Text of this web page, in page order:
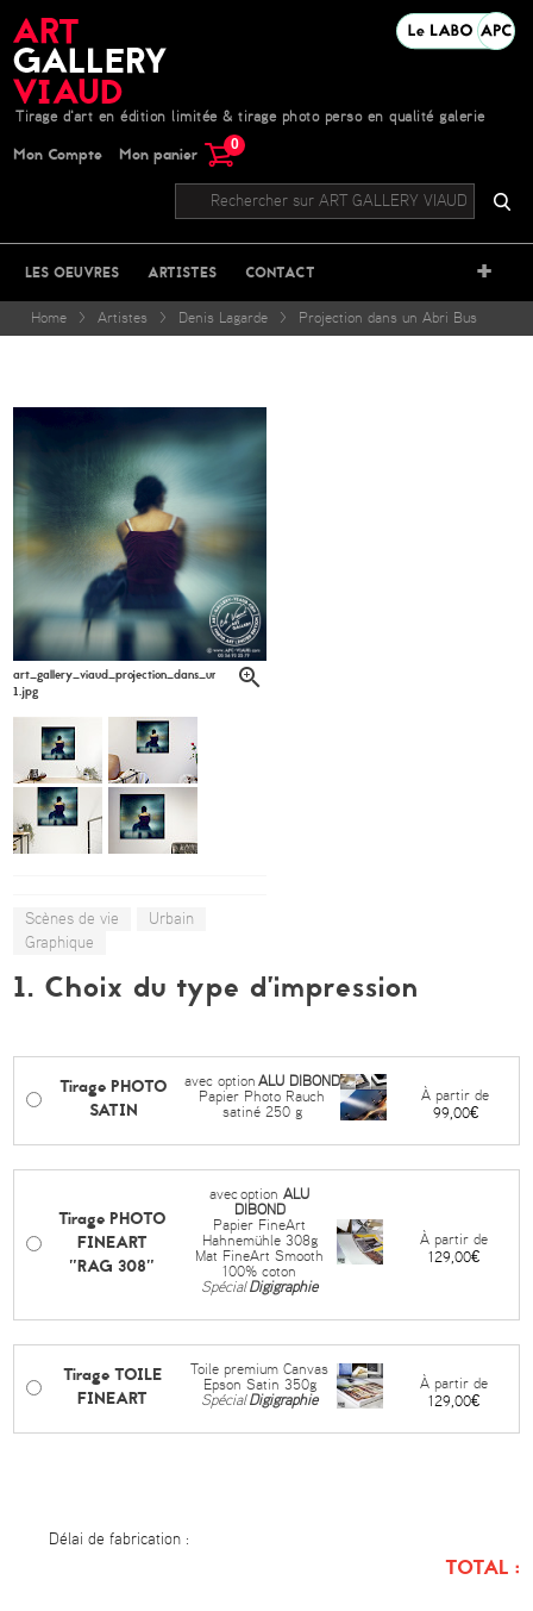
Tirage d'art en édition limitée & tirage photo perso en qualité galerie
Mon Compte Mon panier 0
LES OEUVRES ARTISTES CONTACT +
Home > Artistes > Denis Lagarde > Projection dans un Abri Bus
art_gallery_viaud_projection_dans_un_abri_bus_denis_lagarde6-
1.jpg
Scènes de vie
Urbain
Graphique
1. Choix du type d’impression
Tirage PHOTO
SATIN
avec option ALU DIBOND
Papier Photo Rauch
satiné 250 g
À partir de
99,00€
Tirage PHOTO
FINEART
"RAG 308"
avecoptionALU
DIBOND
Papier FineArt
Hahnemühle 308g
Mat FineArt Smooth
100% coton
SpécialDigigraphie
À partir de
129,00€
Tirage TOILE
FINEART
Toile premium Canvas
Epson Satin 350g
SpécialDigigraphie
À partir de
129,00€
Délai de fabrication :
TOTAL :